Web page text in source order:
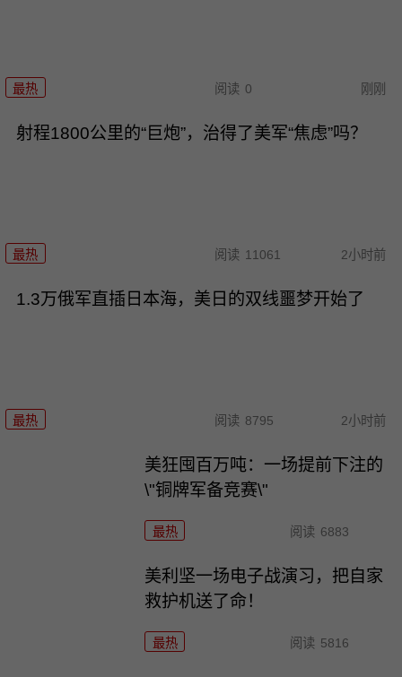
最热 阅读 0 刚刚
射程1800公里的“巨炮”，治得了美军“焦虑”吗？
最热 阅读 11061 2小时前
1.3万俄军直插日本海，美日的双线噩梦开始了
最热 阅读 8795 2小时前
美狂囤百万吨：一场提前下注的
\"铜牌军备竞赛\"
最热 阅读 6883
美利坚一场电子战演习，把自家
救护机送了命！
最热 阅读 5816